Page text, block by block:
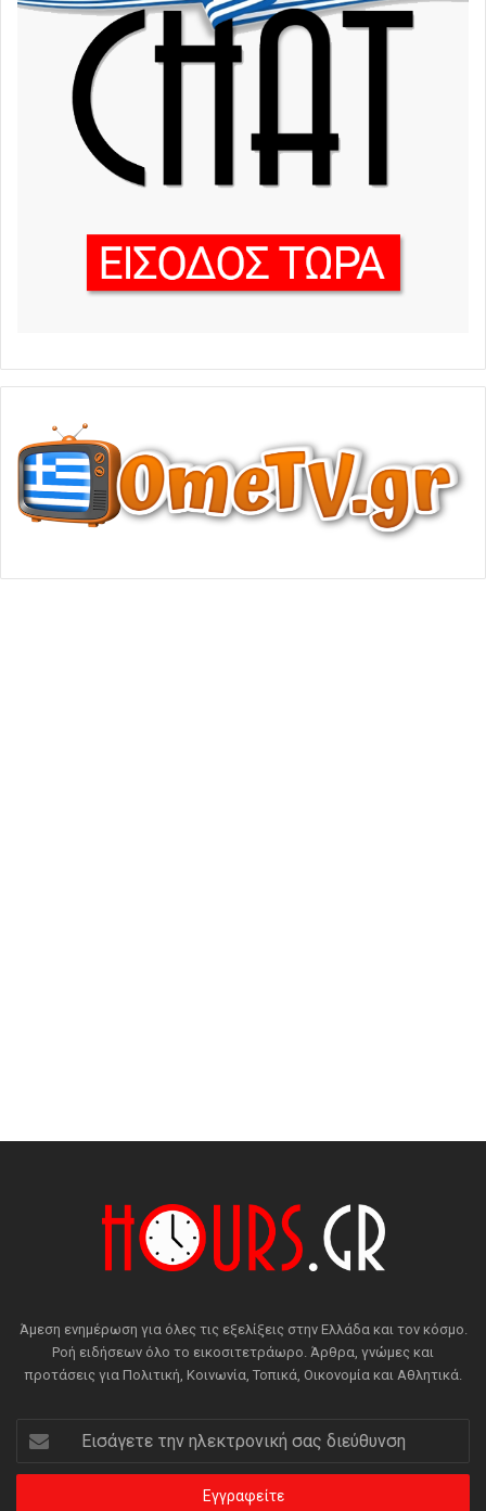
Άμεση ενημέρωση για όλες τις εξελίξεις στην Ελλάδα και τον κόσμο.
Ροή ειδήσεων όλο το εικοσιτετράωρο. Άρθρα, γνώμες και
προτάσεις για Πολιτική, Κοινωνία, Τοπικά, Οικονομία και Αθλητικά.
την
ηλεκτρονική